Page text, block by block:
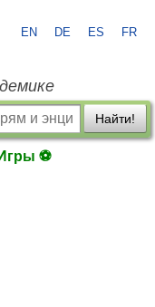
EN DE ES FR
Найти!
Игры ⚽